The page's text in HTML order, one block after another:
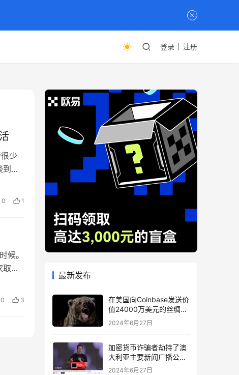
登录 注册
少
传
些
国
0 1
候。
得
完
0 3
最新发布
在美国向Coinbase发送价
值24000万美元的丝绸之
路相关BTC后，比特币下
2024年6月27日
加密货币诈骗者劫持了澳
大利亚主要新闻广播公司
的 YouTube
2024年6月27日